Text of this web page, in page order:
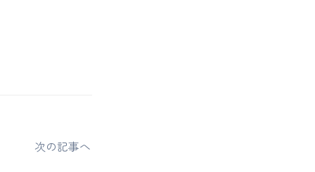
次の記事へ